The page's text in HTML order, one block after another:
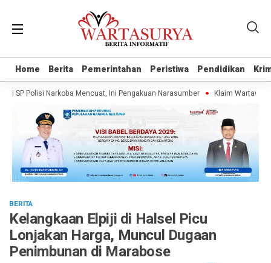
Home Berita Pemerintahan Peristiwa Pendidikan
Home Berita Pemerintahan Peristiwa Pendidikan
Polisi Narkoba Mencuat, Ini Pengakuan Narasumber Klaim Wartawan
BERITA
Kelangkaan Elpiji di Halsel Picu
Lonjakan Harga, Muncul Dugaan
Penimbunan di Marabose